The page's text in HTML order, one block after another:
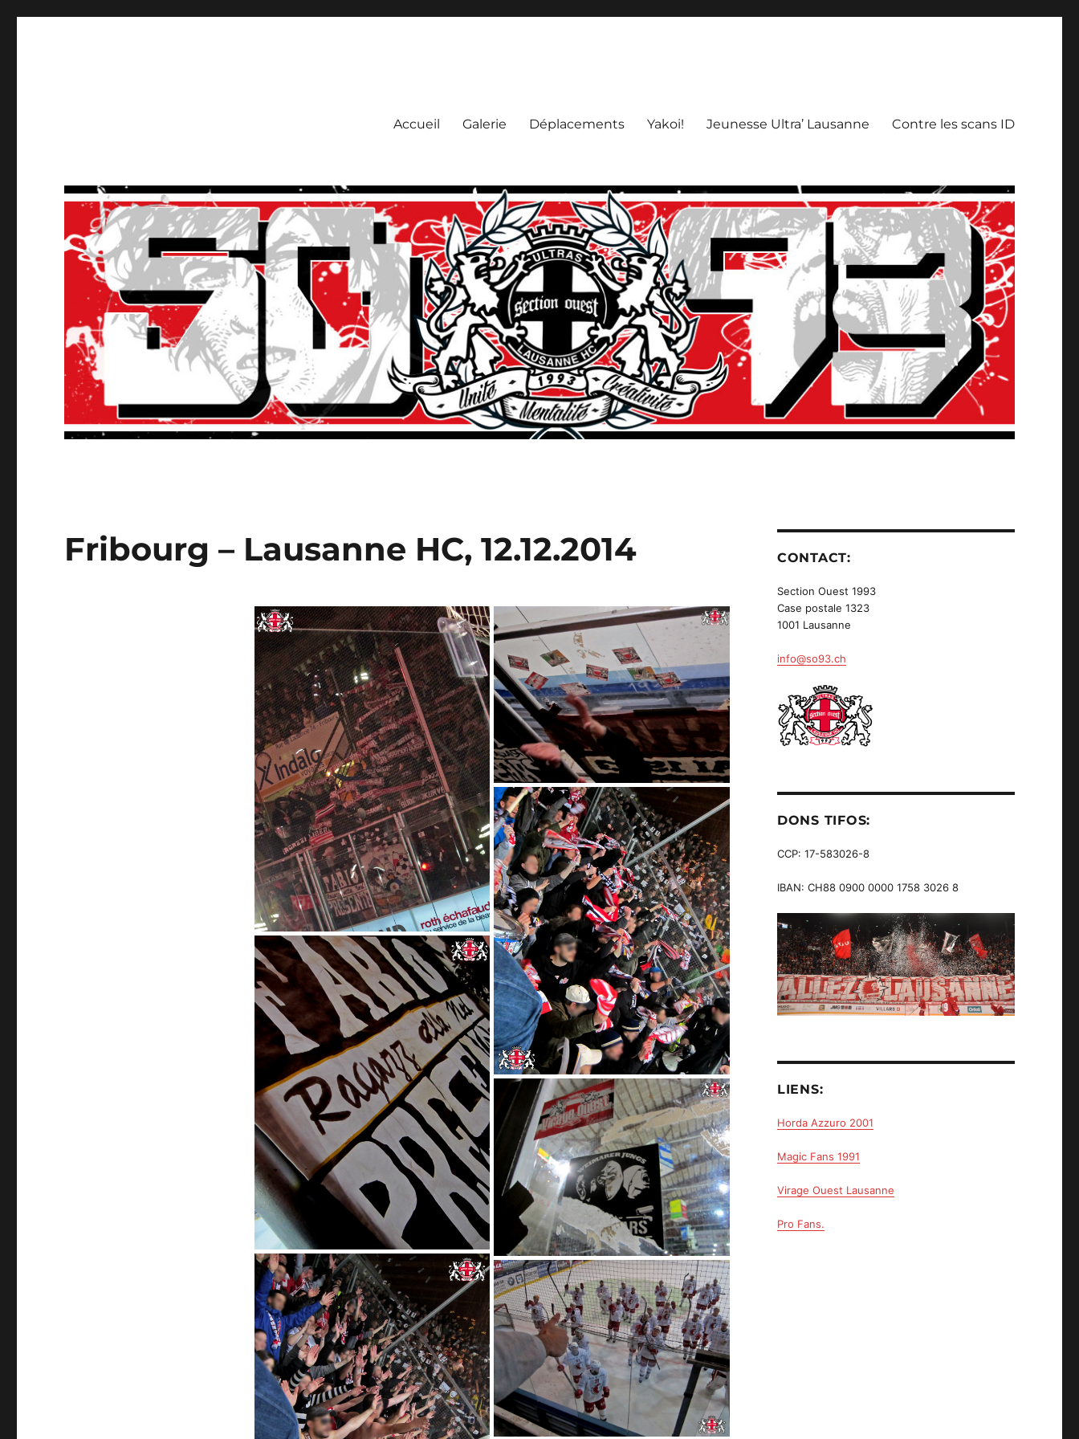
Accueil Galerie Déplacements Yakoi! Jeunesse Ultra’ Lausanne Contre les scans ID
Fribourg – Lausanne HC, 12.12.2014 CONTACT:
Section Ouest 1993
Case postale 1323
1001 Lausanne
info@so93.ch
DONS TIFOS:
CCP: 17-583026-8
IBAN: CH88 0900 0000 1758 3026 8
LIENS:
Horda Azzuro 2001
Magic Fans 1991
Virage Ouest Lausanne
Pro Fans.